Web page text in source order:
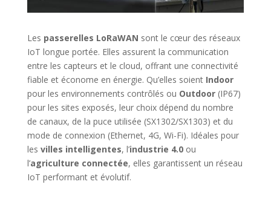
Les passerelles LoRaWAN sont le cœur des réseaux
IoT longue portée. Elles assurent la communication
entre les capteurs et le cloud, offrant une connectivité
fiable et économe en énergie. Qu’elles soient Indoor
pour les environnements contrôlés ou Outdoor(IP67)
pour les sites exposés, leur choix dépend du nombre
de canaux, de la puce utilisée (SX1302/SX1303) et du
mode de connexion (Ethernet, 4G, Wi-Fi). Idéales pour
les villes intelligentes, l’industrie 4.0ou
l’agriculture connectée, elles garantissent un réseau
IoT performant et évolutif.